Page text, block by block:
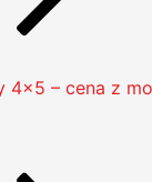
4×5 – cena z